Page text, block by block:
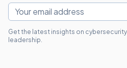
Get the latest insights on
leadership.